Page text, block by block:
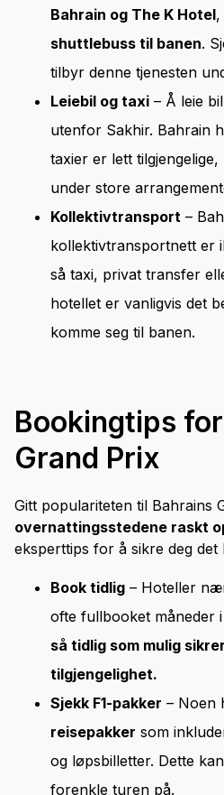
Bahrain og The K Hotel,
shuttlebuss til banen.
tilbyr denne tjenesten
Leiebil og taxi – Å leie
utenfor Sakhir. Bahrain
taxier er lett
under store
Kollektivtransport –
kollektivtransportnett er
så taxi, privat transfer
hotellet er vanligvis det
komme seg til banen.
Bookingtips
Grand Prix
Gitt populariteten til Bahrains
overnattingsstedene raskt
eksperttips for å sikre deg det
Book tidlig – Hoteller
ofte fullbooket måneder
så tidlig som mulig
tilgjengelighet.
Sjekk F1-pakker – Noen
reisepakker som
og løpsbilletter. Dette
forenkle turen på.